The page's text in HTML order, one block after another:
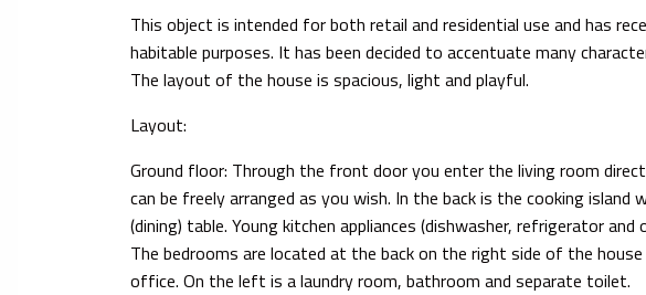
This object is intended for both retail and residential use and has
habitable purposes. It has been decided to accentuate many
The layout of the house is spacious, light and playful.
Layout:
Ground floor: Through the front door you enter the living room
can be freely arranged as you wish. In the back is the cooking island
(dining) table. Young kitchen appliances (dishwasher, refrigerator
The bedrooms are located at the back on the right side of the house
office. On the left is a laundry room, bathroom and separate toilet.